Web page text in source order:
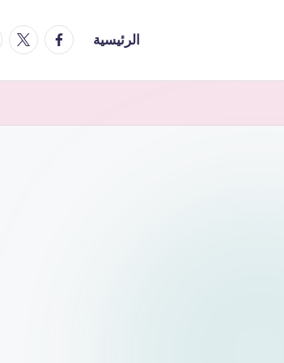
الرئيسية